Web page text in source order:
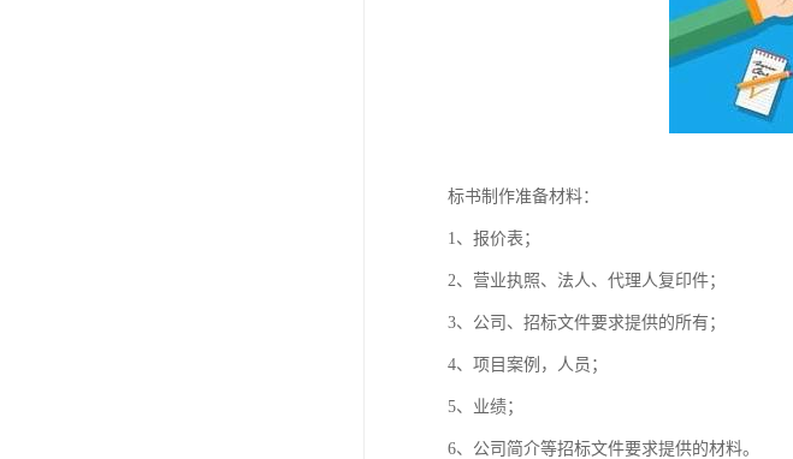
标书制作准备材料：
1、报价表；
2、营业执照、法人、代理人复印件；
3、公司、招标文件要求提供的所有；
4、项目案例，人员；
5、业绩；
6、公司简介等招标文件要求提供的材料。